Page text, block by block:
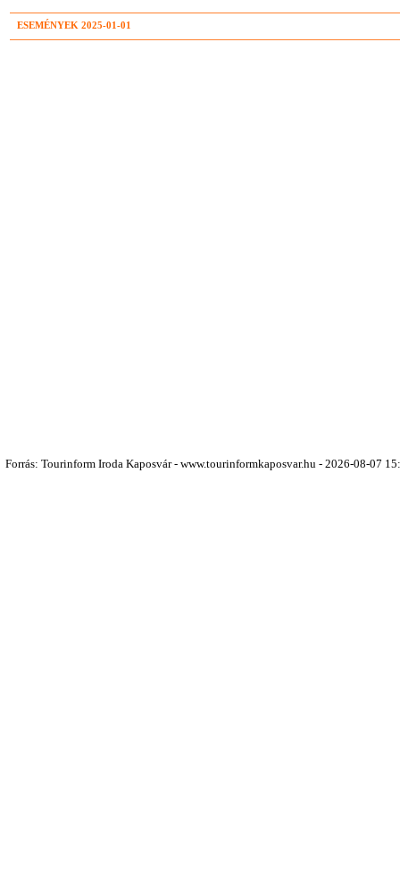
ESEMÉNYEK 2025-01-01
Forrás: Tourinform Iroda Kaposvár - www.tourinformkaposvar.hu - 2026-08-07